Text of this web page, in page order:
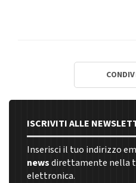
ISCRIVITI ALLE
Inserisci il tuo indirizzo
newsdirettamente nella
elettronica.